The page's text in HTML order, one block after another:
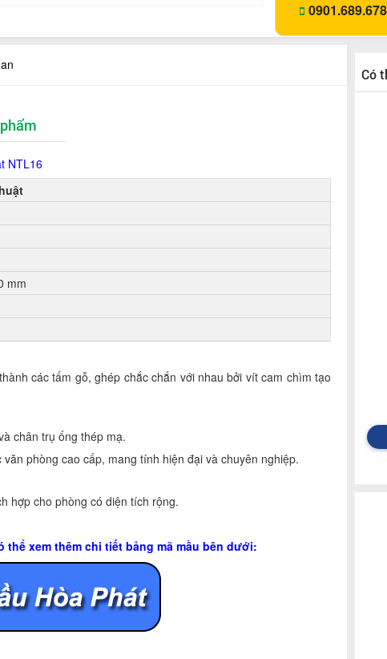
0901.689.678
NTL16
mm
các tấm gỗ, ghép chắc chắn với nhau bởi vít cam chìm tạo
chân trụ ống thép mạ.
phòng cao cấp, mang tính hiện đại và chuyên nghiệp.
hợp cho phòng có diện tích rộng.
thể xem thêm chi tiết bảng mã mầu bên dưới:
Có